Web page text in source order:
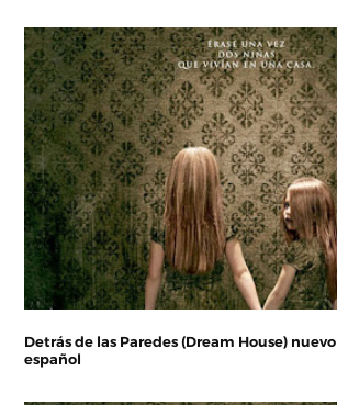
Detrás de las Paredes (Dream House)
español